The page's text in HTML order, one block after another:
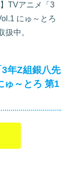
TVアニメ「3
にゅ～とろ
扱中。
3年Z組銀八先
ゅ～とろ 第1